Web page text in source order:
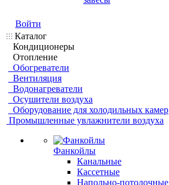
Войти
Каталог
Кондиционеры
Отопление
Обогреватели
Вентиляция
Водонагреватели
Осушители воздуха
Оборудование для холодильных камер
Промышленные увлажнители воздуха
Фанкойлы
Канальные
Кассетные
Напольно-потолочные